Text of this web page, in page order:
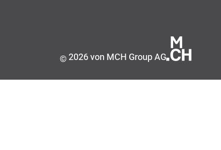
©2026 von MCH Group AG